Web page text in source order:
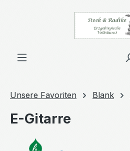
Zum Hauptinhalt springen
Unsere Favoriten Blank
E-Gitarre